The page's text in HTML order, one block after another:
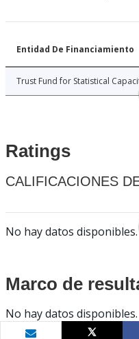
Entidad De Financiamiento
Trust Fund for Statistical
Ratings
CALIFICACIONES
No hay datos disponibles.
Marco de
No hay datos disponibles.